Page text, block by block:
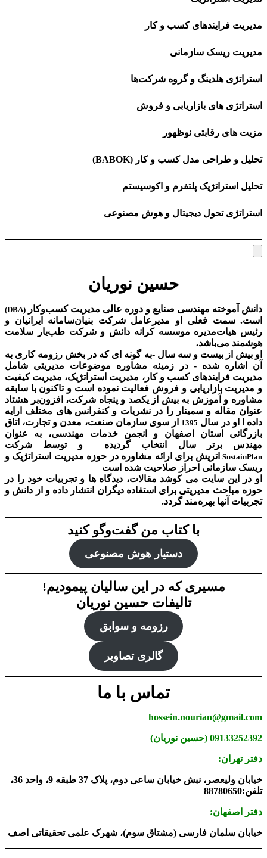
مدیریت فرایندهای کسب و کار
مدیریت ریسک سازمانی
استراتژی هلدینگ و گروه شرکت‌ها
استراتژی های بازاریابی و فروش
مزیت های رقابتی نوظهور
تحلیل و طراحی مدل کسب و کار (BABOK)
تحلیل استراتژیک پلتفرم و اکوسیستم
استراتژی تحول دیجیتال و هوش مصنوعی
حسین نوریان
دانش آموخته مهندسی صنایع و دوره عالی مدیریت کسب‌و‌کار (DBA)
است. سمت فعلی او مدیرعامل شرکت بنیان‌سامانه ایرانیان و
رئیس هیات‌مدیره موسسه کرانه دانش و شرکت طب‌یار سلامت
هوشمند می‌باشد.
او بیش از بیست و سه سال -به گونه ای که در بخش رزومه کاری به
آن اشاره شده - در زمینه مشاوره موضوعات مدیریتی شامل
مدیریت فرایندهای کسب و کار، مدیریت استراتژیک، مدیریت کیفیت
و مدیریت بازاریابی و فروش فعالیت نموده است و تاکنون با سابقه
مشاوره و آموزش به بیش از یکصد و پنجاه شرکت، افزون‌بر هشتاد
عنوان مقاله و سمینار را در نشریات و کنفرانس های مختلف ارایه
داده ا او در سال 1395 از سوی سازمان صنعت، معدن و تجارت، اتاق
بازرگانی استان اصفهان و انجمن خدمات مهندسی، به عنوان
مهندس برتر سال انتخاب گردیده و توسط شرکت
SustainPlan اتریش برای ارائه مشاوره در حوزه مدیریت استراتژیک و
ریسک سازمانی احراز صلاحیت شده است
او در این سایت می کوشد مقالات، دیدگاه ها و تجربیات خود را در
حوزه مباحث مدیریتی برای استفاده دیگران انتشار داده و از دانش و
تجربیات آنها بهره‌مند گردد.
با کتاب من گفت‌‌وگو کنید
دستیار هوش‌ مصنوعی
مسیری که در این سالیان پیمودیم!
تالیفات حسین نوریان
رزومه و سوابق
گالری تصاویر
تماس با ما
hossein.nourian@gmail.com
09133252392 (حسین نوریان)
دفتر تهران:
خیابان ولیعصر، نبش خیابان ساعی دوم، پلاک 37 طبقه 9، واحد 36،
تلفن:88780650
دفتر اصفهان:
خیابان سلمان فارسی (مشتاق سوم)، شهرک علمی تحقیقاتی اصف